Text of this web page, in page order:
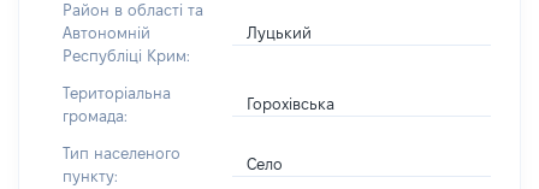
Район в області та
Автономній
Республіці Крим:
Луцький
Територіальна
громада:
Горохівська
Тип населеного
пункту:
Село